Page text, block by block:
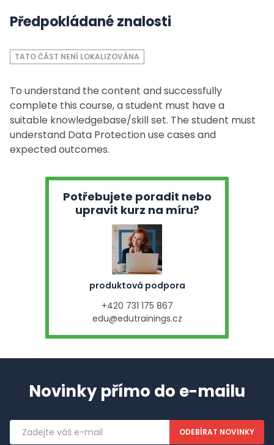
Předpokládané znalosti
TATO ČÁST NENÍ LOKALIZOVÁNA
To understand the content and successfully
complete this course, a student must have a
suitable knowledgebase/skill set. The student must
understand Data Protection use cases and
expected outcomes.
Potřebujete poradit nebo
upravit kurz na míru?
produktová podpora
+420 731 175 867
edu@edutrainings.cz
Novinky přímo do e-mailu
Emailová
adresa